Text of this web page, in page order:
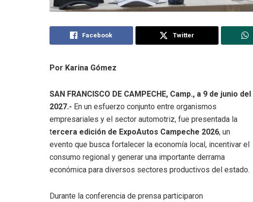
Facebook Twitter
Por Karina Gómez
SAN FRANCISCO DE CAMPECHE, Camp., a 9 de junio del
2027.- En un esfuerzo conjunto entre organismos
empresariales y el sector automotriz, fue presentada la
tercera edición de ExpoAutos Campeche 2026, un
evento que busca fortalecer la economía local, incentivar el
consumo regional y generar una importante derrama
económica para diversos sectores productivos del estado.
Durante la conferencia de prensa participaron